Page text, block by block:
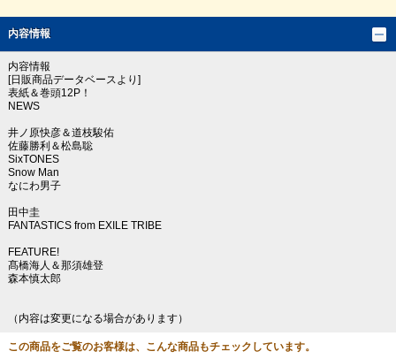
内容情報
内容情報
[日販商品データベースより]
表紙＆巻頭12P！
NEWS
井ノ原快彦＆道枝駿佑
佐藤勝利＆松島聡
SixTONES
Snow Man
なにわ男子
田中圭
FANTASTICS from EXILE TRIBE
FEATURE!
髙橋海人＆那須雄登
森本慎太郎
（内容は変更になる場合があります）
この商品をご覧のお客様は、こんな商品もチェックしています。